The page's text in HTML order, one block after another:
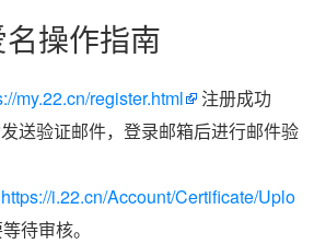
名操作指南
my.22.cn/register.html
注册成功
送验证邮件，登录邮箱后进行邮件验
https://i.22.cn/Account/Certificate/Uplo
待审核。